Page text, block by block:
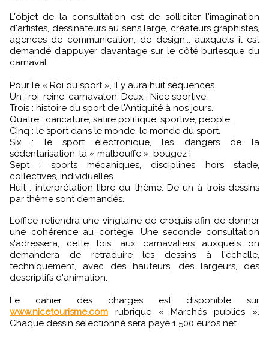
L'objet de la consultation est de solliciter l'imagination
d'artistes, dessinateurs au sens large, créateurs graphistes,
agences de communication, de design... auxquels il est
demandé d’appuyer davantage sur le côté burlesque du
carnaval.
Pour le « Roi du sport », il y aura huit séquences.
Un : roi, reine, carnavalon. Deux : Nice sportive.
Trois : histoire du sport de l'Antiquité à nos jours.
Quatre : caricature, satire politique, sportive, people.
Cinq : le sport dans le monde, le monde du sport.
Six : le sport électronique, les dangers de la
sédentarisation, la « malbouffe », bougez !
Sept : sports mécaniques, disciplines hors stade,
collectives, individuelles.
Huit : interprétation libre du thème. De un à trois dessins
par thème sont demandés.
L’office retiendra une vingtaine de croquis afin de donner
une cohérence au cortège. Une seconde consultation
s'adressera, cette fois, aux carnavaliers auxquels on
demandera de retraduire les dessins à l'échelle,
techniquement, avec des hauteurs, des largeurs, des
descriptifs d'animation.
Le cahier des charges est disponible sur
www.nicetourisme.com rubrique « Marchés publics ».
Chaque dessin sélectionné sera payé 1 500 euros net.